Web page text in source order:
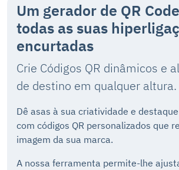
Um gerador de QR Code
todas as suas
encurtadas
Crie Códigos QR dinâmicos e
de destino em qualquer altura.
Dê asas à sua criatividade e
com códigos QR personalizados que
imagem da sua marca.
A nossa ferramenta permite-lhe